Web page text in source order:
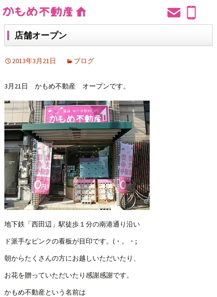
店舗オープン
2013年3月21日 ブログ
3月21日 かもめ不動産 オープンです。
地下鉄「西田辺」駅徒歩１分の南港通り沿い
ド派手なピンクの看板が目印です。(・。・;
朝からたくさんの方にお越しいただいたり、
お花を贈っていただいたり感謝感謝です。
かもめ不動産という名前は